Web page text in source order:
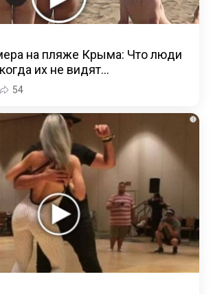
на пляже Крыма: Что люди
их не видят...
54
i